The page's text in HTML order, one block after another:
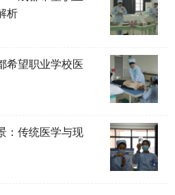
析
希望职业学校医
：传统医学与现